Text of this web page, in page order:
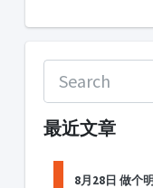
最近文章
8月28日 做个